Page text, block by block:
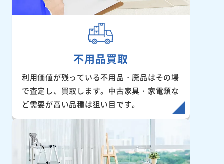
不用品買取
利用価値が残っている不用品・廃品はその場
で査定し、買取します。中古家具・家電類な
ど需要が高い品種は狙い目です。